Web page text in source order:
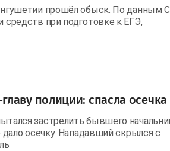
прошёл обыск. По данным
при подготовке к ЕГЭ,
полиции: спасла осечка
застрелить бывшего
осечку. Нападавший скрылся с